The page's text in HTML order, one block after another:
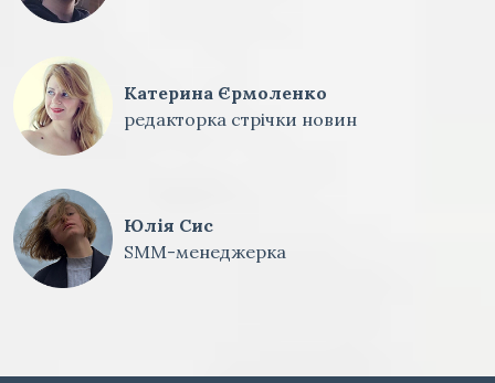
Катерина Єрмоленко
редакторка стрічки новин
Юлія Сис
SMM-менеджерка